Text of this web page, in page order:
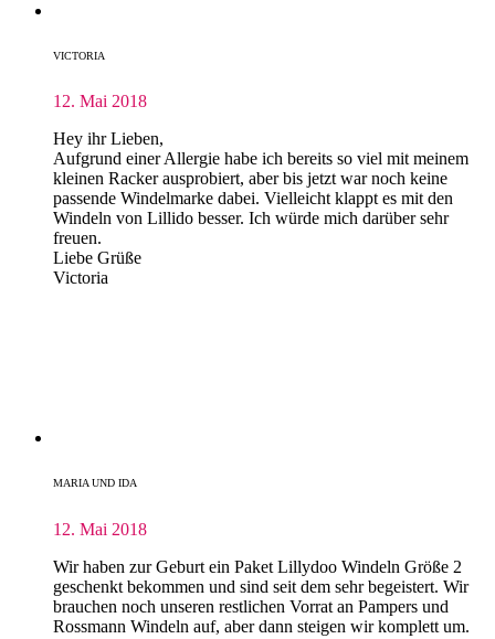
VICTORIA
12. Mai 2018
Hey ihr Lieben,
Aufgrund einer Allergie habe ich bereits so viel mit meinem
kleinen Racker ausprobiert, aber bis jetzt war noch keine
passende Windelmarke dabei. Vielleicht klappt es mit den
Windeln von Lillido besser. Ich würde mich darüber sehr
freuen.
Liebe Grüße
Victoria
MARIA UND IDA
12. Mai 2018
Wir haben zur Geburt ein Paket Lillydoo Windeln Größe 2
geschenkt bekommen und sind seit dem sehr begeistert. Wir
brauchen noch unseren restlichen Vorrat an Pampers und
Rossmann Windeln auf, aber dann steigen wir komplett um.